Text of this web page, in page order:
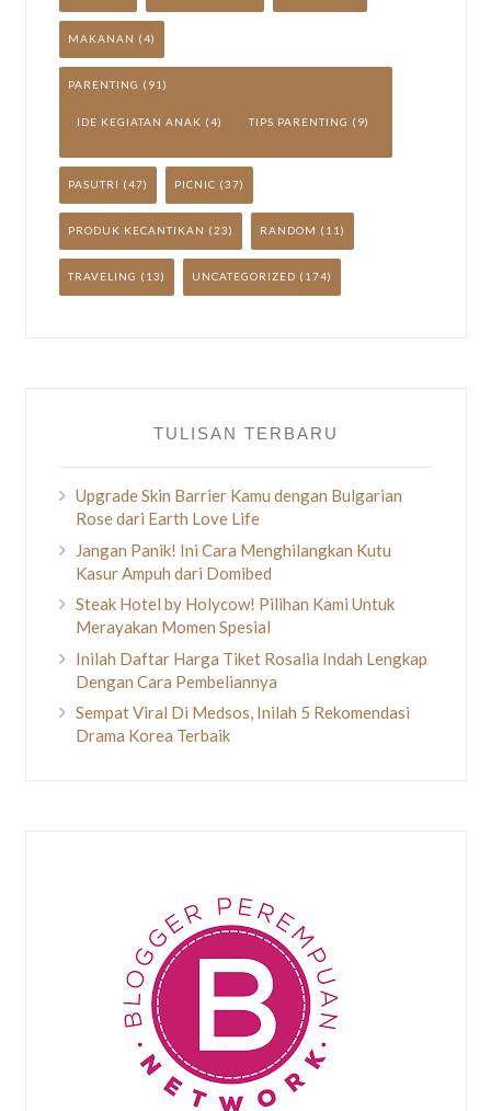
MAKANAN (4)
PARENTING (91)
IDE KEGIATAN ANAK (4) TIPS PARENTING (9)
PASUTRI (47) PICNIC (37)
PRODUK KECANTIKAN (23) RANDOM (11)
TRAVELING (13) UNCATEGORIZED (174)
TULISAN TERBARU
Upgrade Skin Barrier Kamu dengan Bulgarian
Rose dari Earth Love Life
Jangan Panik! Ini Cara Menghilangkan Kutu
Kasur Ampuh dari Domibed
Steak Hotel by Holycow! Pilihan Kami Untuk
Merayakan Momen Spesial
Inilah Daftar Harga Tiket Rosalia Indah Lengkap
Dengan Cara Pembeliannya
Sempat Viral Di Medsos, Inilah 5 Rekomendasi
Drama Korea Terbaik